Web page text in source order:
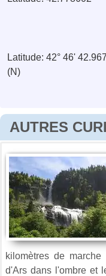
Latitude: 42° 46'
(N)
AUTRES
kilomètres de
d'Ars dans l'ombre et